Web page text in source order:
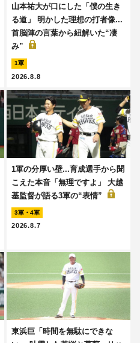
山本祐大が口にした「僕の生き
る道」 明かした理想の打者像...
首脳陣の言葉から紐解いた“凄
み”
1軍
2026.8.8
1軍の分厚い壁...育成選手から聞
こえた本音「無理ですよ」 大越
基監督が語る3軍の“表情”
3軍・4軍
2026.8.7
東浜巨「時間を無駄にできな